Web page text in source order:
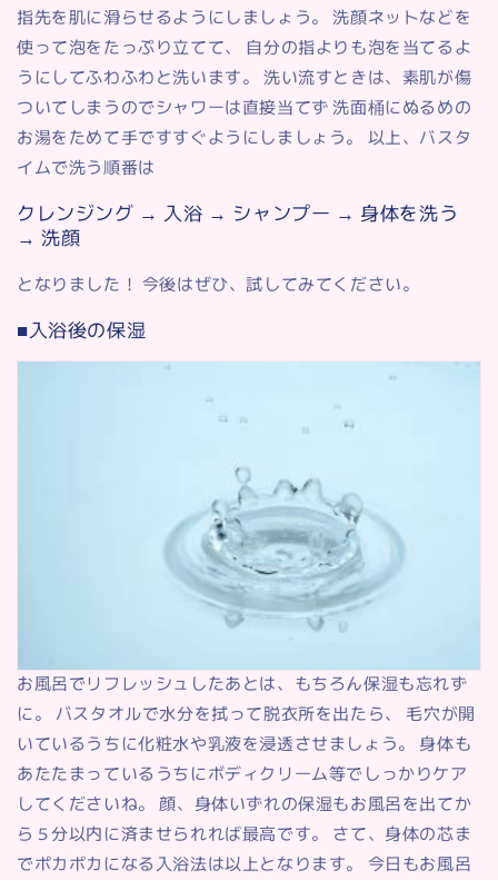
指先を肌に滑らせるようにしましょう。 洗顔ネットなどを
使って泡をたっぷり立てて、 自分の指よりも泡を当てるよ
うにしてふわふわと洗います。 洗い流すときは、素肌が傷
ついてしまうのでシャワーは直接当てず 洗面桶にぬるめの
お湯をためて手ですすぐようにしましょう。 以上、バスタ
イムで洗う順番は
クレンジング → 入浴 → シャンプー → 身体を洗う
→ 洗顔
となりました！ 今後はぜひ、試してみてください。
■入浴後の保湿
お風呂でリフレッシュしたあとは、もちろん保湿も忘れず
に。 バスタオルで水分を拭って脱衣所を出たら、 毛穴が開
いているうちに化粧水や乳液を浸透させましょう。 身体も
あたたまっているうちにボディクリーム等でしっかりケア
してくださいね。 顔、身体いずれの保湿もお風呂を出てか
ら５分以内に済ませられれば最高です。 さて、身体の芯ま
でポカポカになる入浴法は以上となります。 今日もお風呂